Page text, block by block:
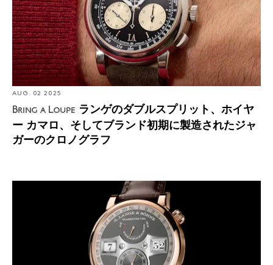
アウトサイズデイトで有名なランゲ1を目玉としたA.ラン
ゲ＆ゾーネの新たなコレクションがお披露目される。
“鉄のカーテン”が崩れ、ドイツが再統一されたことによ
り、40年の空白を経て、フェルディナント・アドルフ・
ランゲのひ孫にあたるウォルター・ランゲの手によりA.
ランゲ＆ゾーネが再興される。
第二次世界大戦後、東ドイツ政府によって経営権を握ら
AUG. 02 2025
Bring a Loupe ランゲのダブルスプリット、ホイヤ
ー カマロ、そしてブランド初期に製造されたジャ
ガーのクロノグラフ
Introducing: A.ランゲ＆ゾーネ ツァイトヴェルク・デイ
トにピンクゴールドモデルが登場